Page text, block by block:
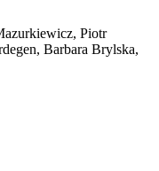
Piotr
Barbara Brylska,